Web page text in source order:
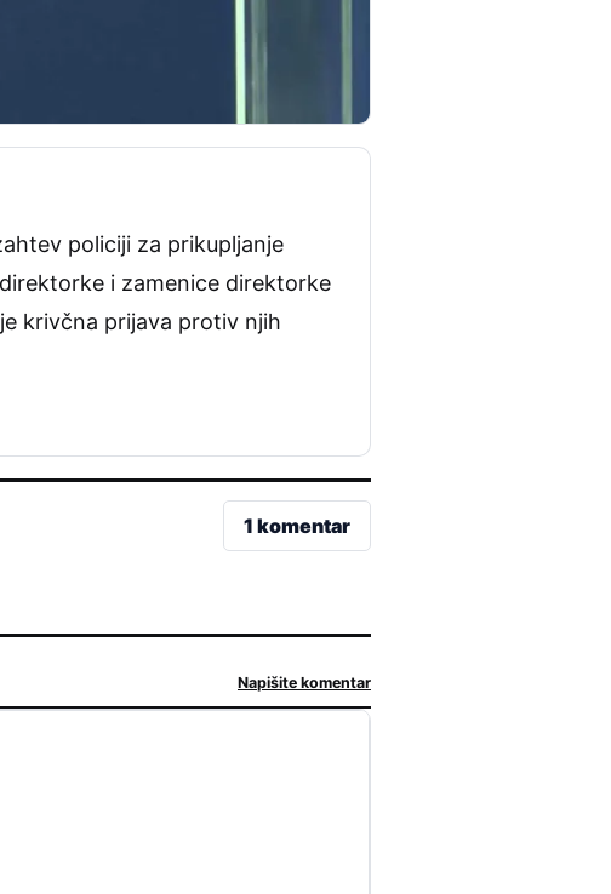
policiji za prikupljanje
i zamenice direktorke
krivčna prijava protiv njih
1 komentar
Napišite komentar